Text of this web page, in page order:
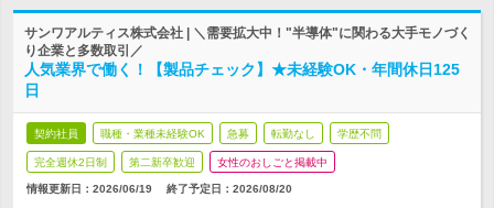
サンワアルティス株式会社 | ＼需要拡大中！"半導体"に関わる大手モノづく
り企業と多数取引／
人気業界で働く！【製品チェック】★未経験OK・年間休日125
日
契約社員 職種・業種未経験OK 急募 転勤なし 学歴不問
完全週休2日制 第二新卒歓迎 女性のおしごと掲載中
情報更新日：2026/06/19 終了予定日： 2026/08/20